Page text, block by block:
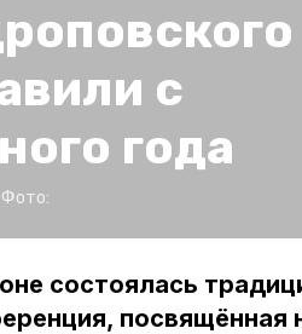
с
года
Фото:
состоялась
посвящённая